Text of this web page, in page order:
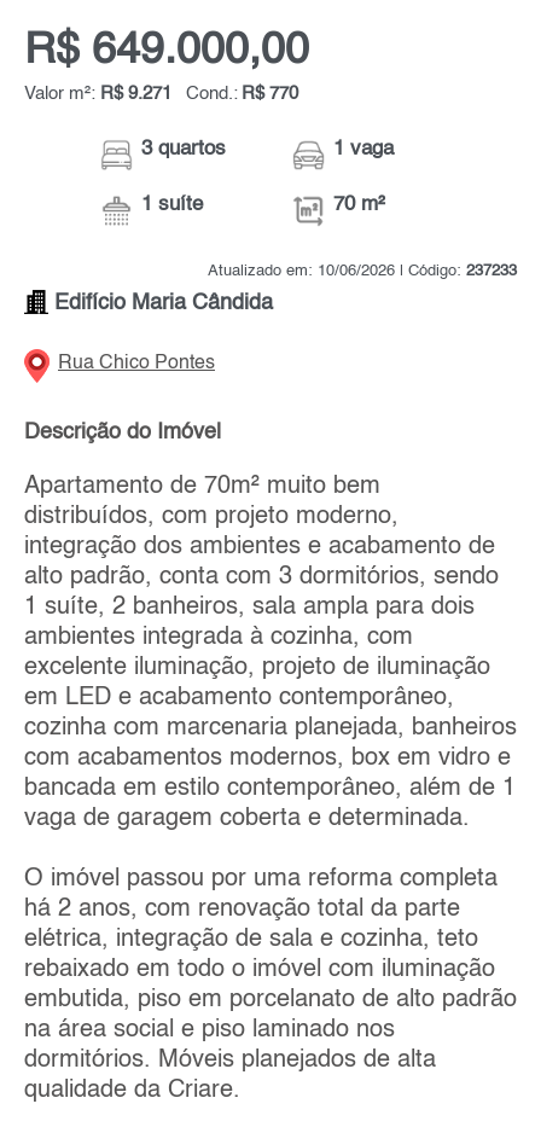
R$ 649.000,00
Valor m²: R$ 9.271 Cond.: R$ 770
3 quartos
1 suíte
1 vaga
70 m²
Atualizado em: 10/06/2026 | Código: 237233
Edifício Maria Cândida
Rua Chico Pontes
Descrição do Imóvel
Apartamento de 70m² muito bem
distribuídos, com projeto moderno,
integração dos ambientes e acabamento de
alto padrão, conta com 3 dormitórios, sendo
1 suíte, 2 banheiros, sala ampla para dois
ambientes integrada à cozinha, com
excelente iluminação, projeto de iluminação
em LED e acabamento contemporâneo,
cozinha com marcenaria planejada, banheiros
com acabamentos modernos, box em vidro e
bancada em estilo contemporâneo, além de 1
vaga de garagem coberta e determinada.
O imóvel passou por uma reforma completa
há 2 anos, com renovação total da parte
elétrica, integração de sala e cozinha, teto
rebaixado em todo o imóvel com iluminação
embutida, piso em porcelanato de alto padrão
na área social e piso laminado nos
dormitórios. Móveis planejados de alta
qualidade da Criare.